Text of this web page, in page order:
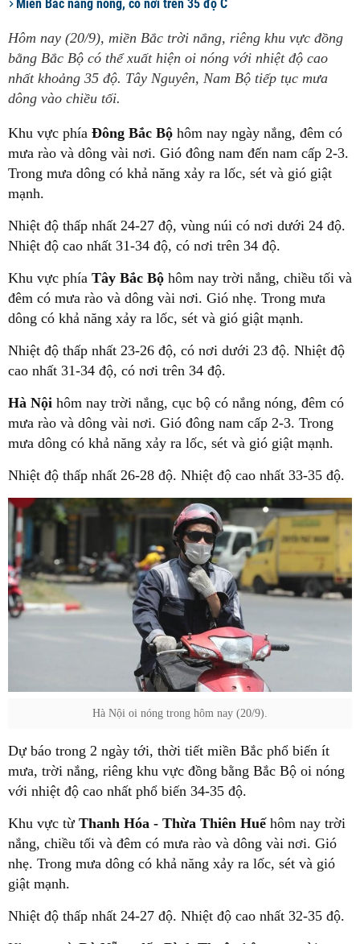
Miền Bắc nắng nóng, có nơi trên 35 độ C
Hôm nay (20/9), miền Bắc trời nắng, riêng khu vực đồng
bằng Bắc Bộ có thể xuất hiện oi nóng với nhiệt độ cao
nhất khoảng 35 độ. Tây Nguyên, Nam Bộ tiếp tục mưa
dông vào chiều tối.
Khu vực phía Đông Bắc Bộ hôm nay ngày nắng, đêm có
mưa rào và dông vài nơi. Gió đông nam đến nam cấp 2-3.
Trong mưa dông có khả năng xảy ra lốc, sét và gió giật
mạnh.
Nhiệt độ thấp nhất 24-27 độ, vùng núi có nơi dưới 24 độ.
Nhiệt độ cao nhất 31-34 độ, có nơi trên 34 độ.
Khu vực phía Tây Bắc Bộ hôm nay trời nắng, chiều tối và
đêm có mưa rào và dông vài nơi. Gió nhẹ. Trong mưa
dông có khả năng xảy ra lốc, sét và gió giật mạnh.
Nhiệt độ thấp nhất 23-26 độ, có nơi dưới 23 độ. Nhiệt độ
cao nhất 31-34 độ, có nơi trên 34 độ.
Hà Nội hôm nay trời nắng, cục bộ có nắng nóng, đêm có
mưa rào và dông vài nơi. Gió đông nam cấp 2-3. Trong
mưa dông có khả năng xảy ra lốc, sét và gió giật mạnh.
Nhiệt độ thấp nhất 26-28 độ. Nhiệt độ cao nhất 33-35 độ.
Hà Nội oi nóng trong hôm nay (20/9).
Dự báo trong 2 ngày tới, thời tiết miền Bắc phổ biến ít
mưa, trời nắng, riêng khu vực đồng bằng Bắc Bộ oi nóng
với nhiệt độ cao nhất phổ biến 34-35 độ.
Khu vực từ Thanh Hóa - Thừa Thiên Huế hôm nay trời
nắng, chiều tối và đêm có mưa rào và dông vài nơi. Gió
nhẹ. Trong mưa dông có khả năng xảy ra lốc, sét và gió
giật mạnh.
Nhiệt độ thấp nhất 24-27 độ. Nhiệt độ cao nhất 32-35 độ.